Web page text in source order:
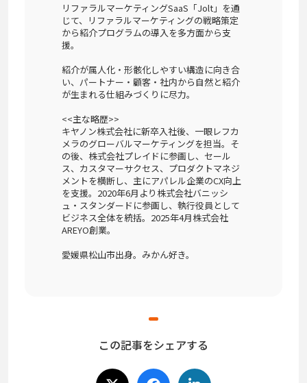
リファラルマーケティングSaaS「Jolt」を通
じて、リファラルマーケティングの戦略策定
から紹介プログラムの導入を多方面から支
援。
紹介が属人化・形骸化しやすい構造に向き合
い、パートナー・顧客・社内から自然と紹介
が生まれる仕組みづくりに尽力。
<<主な略歴>>
キヤノン株式会社に新卒入社後、一眼レフカ
メラのグローバルマーケティングを担当。そ
の後、株式会社プレイドに参画し、セール
ス、カスタマーサクセス、プロダクトマネジ
メントを横断し、主にアパレル企業のCX向上
を支援。2020年6月より株式会社バニッシ
ュ・スタンダードに参画し、執行役員として
ビジネス全体を統括。2025年4月株式会社
AREYO創業。
愛媛県松山市出身。みかん好き。
この記事をシェアする